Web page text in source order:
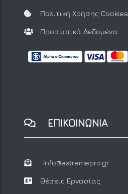
Πολιτική Χρήσης Cookies
Προσωπικά Δεδομένα
ΕΠΙΚΟΙΝΩΝΙΑ
info@extremepro.gr
Θέσεις Εργασίας